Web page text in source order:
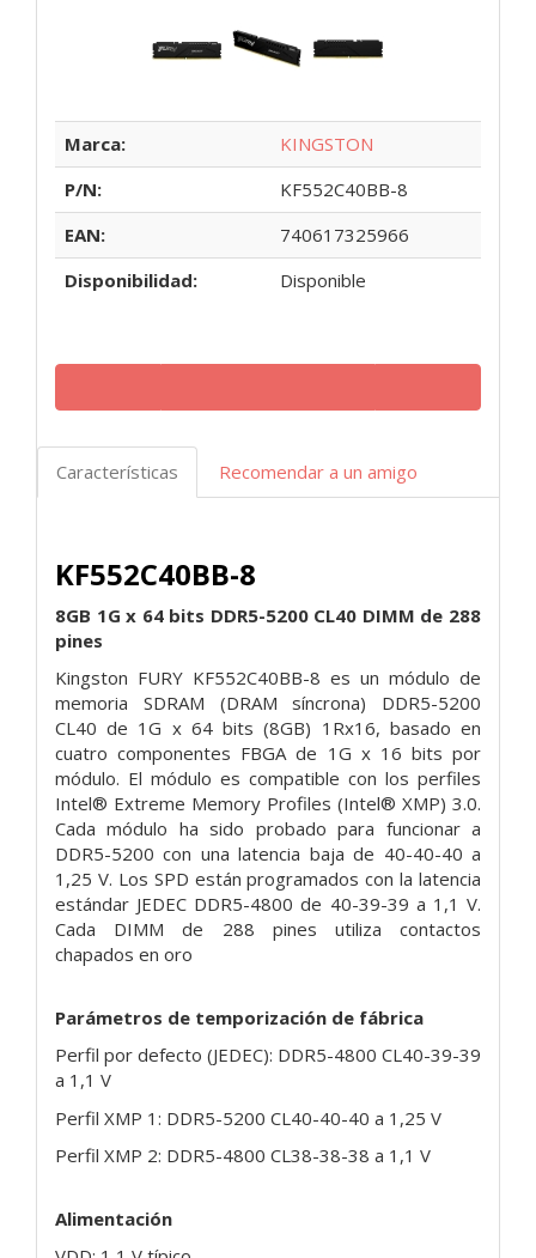
Marca:
KINGSTON
P/N:
KF552C40BB-8
EAN:
740617325966
Disponibilidad:
Disponible
Características Recomendar a un amigo
KF552C40BB-8
8GB 1G x 64 bits DDR5-5200 CL40 DIMM de 288
pines
Kingston FURY KF552C40BB-8 es un módulo de
memoria SDRAM (DRAM síncrona) DDR5-5200
CL40 de 1G x 64 bits (8GB) 1Rx16, basado en
cuatro componentes FBGA de 1G x 16 bits por
módulo. El módulo es compatible con los perfiles
Intel® Extreme Memory Profiles (Intel® XMP) 3.0.
Cada módulo ha sido probado para funcionar a
DDR5-5200 con una latencia baja de 40-40-40 a
1,25 V. Los SPD están programados con la latencia
estándar JEDEC DDR5-4800 de 40-39-39 a 1,1 V.
Cada DIMM de 288 pines utiliza contactos
chapados en oro
Parámetros de temporización de fábrica
Perfil por defecto (JEDEC): DDR5-4800 CL40-39-39
a 1,1 V
Perfil XMP 1: DDR5-5200 CL40-40-40 a 1,25 V
Perfil XMP 2: DDR5-4800 CL38-38-38 a 1,1 V
Alimentación